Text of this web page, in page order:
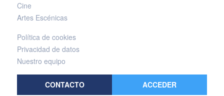
Cine
Artes Escénicas
Política de cookies
Privacidad de datos
Nuestro equipo
CONTACTO ACCEDER